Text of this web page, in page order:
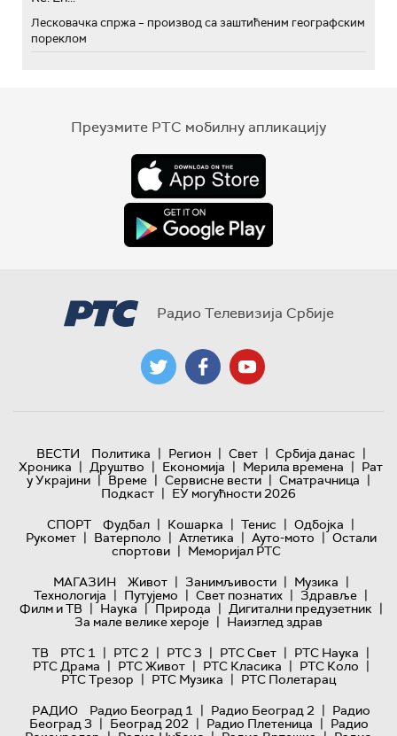
Лесковачка спржа – производ са заштићеним географским
пореклом
Преузмите РТС мобилну апликацију
Радио Телевизија Србије
ВЕСТИ Политика | Регион | Свет | Србија данас |
Хроника | Друштво | Економија | Мерила времена | Рат
у Украјини | Време | Сервисне вести | Сматрачница |
Подкаст | ЕУ могућности 2026
СПОРТ
Фудбал | Кошарка | Тенис | Одбојка |
Рукомет | Ватерполо | Атлетика | Ауто-мото | Остали
спортови | Меморијал РТС
МАГАЗИН
Живот | Занимљивости | Музика |
Технологијa | Путујемо | Свет познатих | Здравље |
Филм и ТВ | Наука | Природа | Дигитални предузетник |
За мале велике хероје | Наизглед здрав
ТВ
РТС 1 | РТС 2 | РТС 3 | РТС Свет | РТС Наука |
РТС Драма | РТС Живот | РТС Класика | РТС Коло |
РТС Трезор | РТС Музика | РТС Полетарац
РАДИО
Радио Београд 1 | Радио Београд 2 | Радио
Београд 3 | Београд 202 | Радио Плетеница | Радио